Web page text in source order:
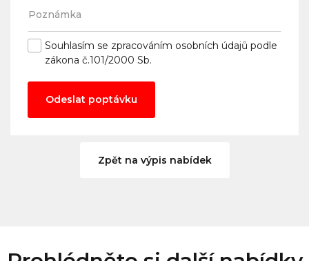
Souhlasím se zpracováním osobních údajů podle
zákona č.101/2000 Sb.
Odeslat poptávku
Zpět na výpis nabídek